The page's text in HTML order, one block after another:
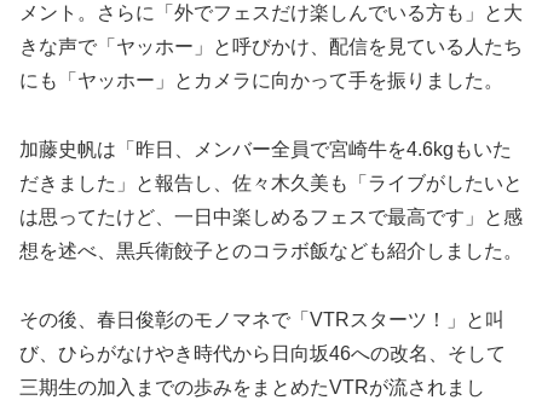
メント。さらに「外でフェスだけ楽しんでいる方も」と大
きな声で「ヤッホー」と呼びかけ、配信を見ている人たち
にも「ヤッホー」とカメラに向かって手を振りました。
加藤史帆は「昨日、メンバー全員で宮崎牛を4.6kgもいた
だきました」と報告し、佐々木久美も「ライブがしたいと
は思ってたけど、一日中楽しめるフェスで最高です」と感
想を述べ、黒兵衛餃子とのコラボ飯なども紹介しました。
その後、春日俊彰のモノマネで「VTRスターツ！」と叫
び、ひらがなけやき時代から日向坂46への改名、そして
三期生の加入までの歩みをまとめたVTRが流されまし